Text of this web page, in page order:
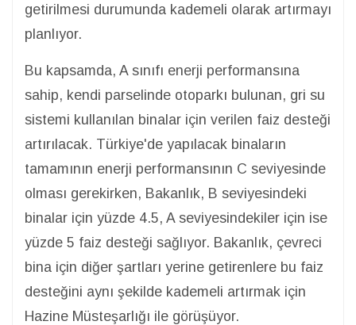
getirilmesi durumunda kademeli olarak artırmayı
planlıyor.
Bu kapsamda, A sınıfı enerji performansına
sahip, kendi parselinde otoparkı bulunan, gri su
sistemi kullanılan binalar için verilen faiz desteği
artırılacak. Türkiye'de yapılacak binaların
tamamının enerji performansının C seviyesinde
olması gerekirken, Bakanlık, B seviyesindeki
binalar için yüzde 4.5, A seviyesindekiler için ise
yüzde 5 faiz desteği sağlıyor. Bakanlık, çevreci
bina için diğer şartları yerine getirenlere bu faiz
desteğini aynı şekilde kademeli artırmak için
Hazine Müsteşarlığı ile görüşüyor.